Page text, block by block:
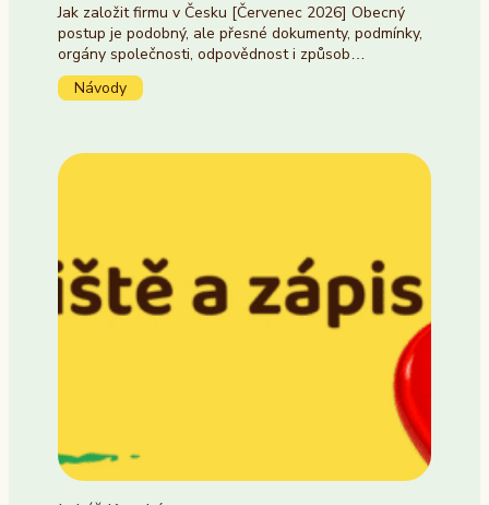
Jak založit firmu v Česku [Červenec 2026] Obecný
postup je podobný, ale přesné dokumenty, podmínky,
orgány společnosti, odpovědnost i způsob…
Návody